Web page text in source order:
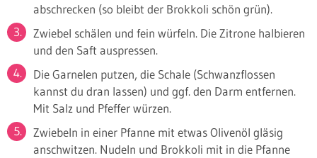
abschrecken (so bleibt der Brokkoli schön grün).
Zwiebel schälen und fein würfeln. Die Zitrone halbieren
und den Saft auspressen.
Die Garnelen putzen, die Schale (Schwanzflossen
kannst du dran lassen) und ggf. den Darm entfernen.
Mit Salz und Pfeffer würzen.
Zwiebeln in einer Pfanne mit etwas Olivenöl gläsig
anschwitzen. Nudeln und Brokkoli mit in die Pfanne